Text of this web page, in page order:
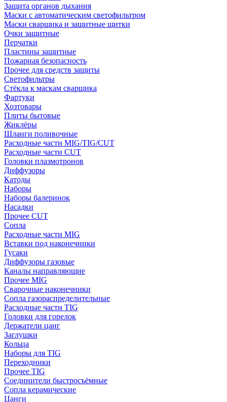
Защита органов дыхания
Маски с автоматическим светофильтром
Маски сварщика и защитные щитки
Очки защитные
Перчатки
Пластины защитные
Пожарная безопасность
Прочее для средств защиты
Светофильтры
Стёкла к маскам сварщика
Фартуки
Хозтовары
Плиты бытовые
Жиклёры
Шланги поливочные
Расходные части MIG/TIG/CUT
Расходные части CUT
Головки плазмотронов
Диффузоры
Катоды
Наборы
Наборы балеринок
Насадки
Прочее CUT
Сопла
Расходные части MIG
Вставки под наконечники
Гусаки
Диффузоры газовые
Каналы направляющие
Прочее MIG
Сварочные наконечники
Сопла газораспределительные
Расходные части TIG
Головки для горелок
Держатели цанг
Заглушки
Кольца
Наборы для TIG
Переходники
Прочее TIG
Соединители быстросъёмные
Сопла керамические
Цанги